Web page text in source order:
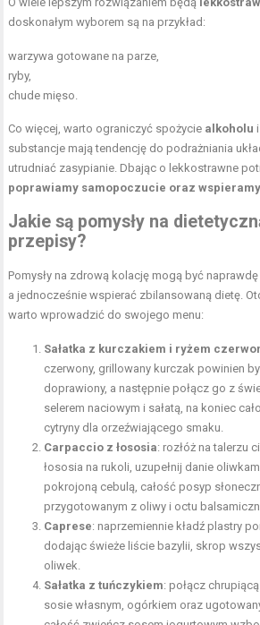
doskonałym wyborem są na przykład:
warzywa gotowane na parze,
ryby,
chude mięso.
Co więcej, warto ograniczyć spożycie alkoholu i
substancje mają tendencję do podrażniania
utrudniać zasypianie. Dbając o lekkostrawne
poprawiamy samopoczucie oraz
Jakie są pomysły na
przepisy?
Pomysły na zdrową kolację mogą być
a jednocześnie wspierać zbilansowaną dietę.
warto wprowadzić do swojego menu:
Sałatka z kurczakiem i ryżem
czerwony, grillowany kurczak powinien
doprawiony, a następnie połącz go z
selerem naciowym i sałatą, na koniec
cytryny dla orzeźwiającego smaku.
Carpaccio z łososia: rozłóż na talerzu
łososia na rukoli, uzupełnij danie
pokrojoną cebulą, całość posyp
przygotowanym z oliwy i octu
Caprese: naprzemiennie kładź plastry
dodając świeże liście bazylii, skrop
oliwek.
Sałatka z tuńczykiem: połącz
sosie własnym, ogórkiem oraz